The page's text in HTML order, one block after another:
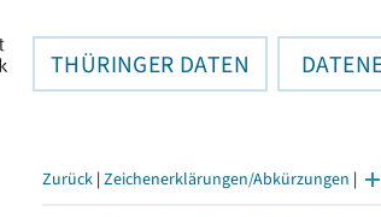
THÜRINGER DATEN
Zurück | Zeichenerklärungen/Abkürzungen |